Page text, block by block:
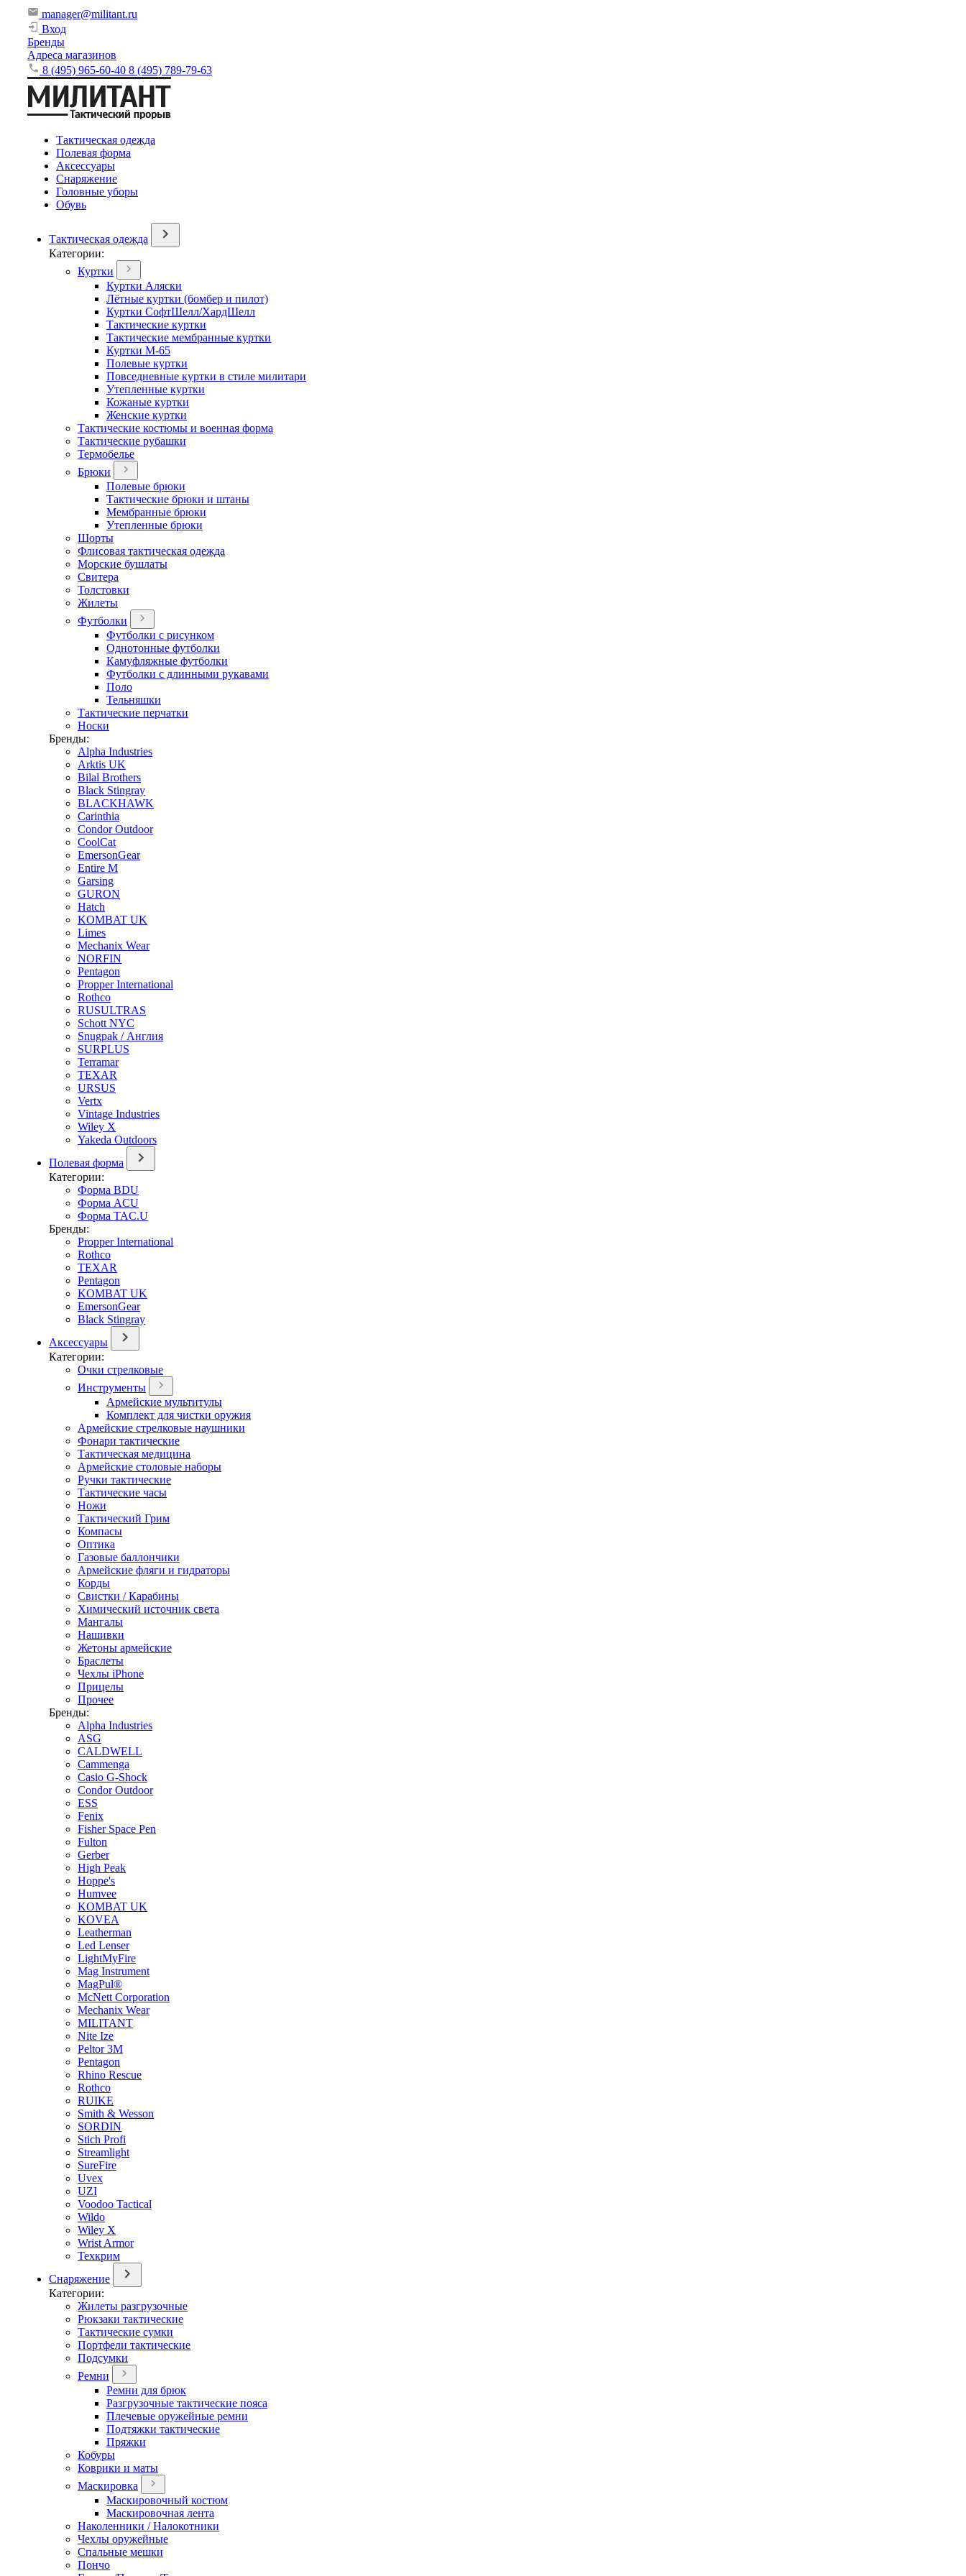
manager@militant.ru
Вход
Бренды
Адреса магазинов
8 (495) 965-60-40 8 (495) 789-79-63
Тактическая одежда
Полевая форма
Аксессуары
Снаряжение
Головные уборы
Обувь
Тактическая одежда
Категории:
Куртки
Куртки Аляски
Лётные куртки (бомбер и пилот)
Куртки СофтШелл/ХардШелл
Тактические куртки
Тактические мембранные куртки
Куртки М-65
Полевые куртки
Повседневные куртки в стиле милитари
Утепленные куртки
Кожаные куртки
Женские куртки
Тактические костюмы и военная форма
Тактические рубашки
Термобелье
Брюки
Полевые брюки
Тактические брюки и штаны
Мембранные брюки
Утепленные брюки
Шорты
Флисовая тактическая одежда
Морские бушлаты
Свитера
Толстовки
Жилеты
Футболки
Футболки с рисунком
Однотонные футболки
Камуфляжные футболки
Футболки с длинными рукавами
Поло
Тельняшки
Тактические перчатки
Носки
Бренды:
Alpha Industries
Arktis UK
Bilal Brothers
Black Stingray
BLACKHAWK
Carinthia
Condor Outdoor
CoolCat
EmersonGear
Entire M
Garsing
GURON
Hatch
KOMBAT UK
Limes
Mechanix Wear
NORFIN
Pentagon
Propper International
Rothco
RUSULTRAS
Schott NYC
Snugpak / Англия
SURPLUS
Terramar
TEXAR
URSUS
Vertx
Vintage Industries
Wiley X
Yakeda Outdoors
Полевая форма
Категории:
Форма BDU
Форма ACU
Форма TAC.U
Бренды:
Propper International
Rothco
TEXAR
Pentagon
KOMBAT UK
EmersonGear
Black Stingray
Аксессуары
Категории:
Очки стрелковые
Инструменты
Армейские мультитулы
Комплект для чистки оружия
Армейские стрелковые наушники
Фонари тактические
Тактическая медицина
Армейские столовые наборы
Ручки тактические
Тактические часы
Ножи
Тактический Грим
Компасы
Оптика
Газовые баллончики
Армейские фляги и гидраторы
Корды
Свистки / Карабины
Химический источник света
Мангалы
Нашивки
Жетоны армейские
Браслеты
Чехлы iPhone
Прицелы
Прочее
Бренды:
Alpha Industries
ASG
CALDWELL
Cammenga
Casio G-Shock
Condor Outdoor
ESS
Fenix
Fisher Space Pen
Fulton
Gerber
High Peak
Hoppe's
Humvee
KOMBAT UK
KOVEA
Leatherman
Led Lenser
LightMyFire
Mag Instrument
MagPul®
McNett Corporation
Mechanix Wear
MILITANT
Nite Ize
Peltor 3M
Pentagon
Rhino Rescue
Rothco
RUIKE
Smith & Wesson
SORDIN
Stich Profi
Streamlight
SureFire
Uvex
UZI
Voodoo Tactical
Wildo
Wiley X
Wrist Armor
Техкрим
Снаряжение
Категории:
Жилеты разгрузочные
Рюкзаки тактические
Тактические сумки
Портфели тактические
Подсумки
Ремни
Ремни для брюк
Разгрузочные тактические пояса
Плечевые оружейные ремни
Подтяжки тактические
Пряжки
Кобуры
Коврики и маты
Маскировка
Маскировочный костюм
Маскировочная лента
Наколенники / Налокотники
Чехлы оружейные
Спальные мешки
Пончо